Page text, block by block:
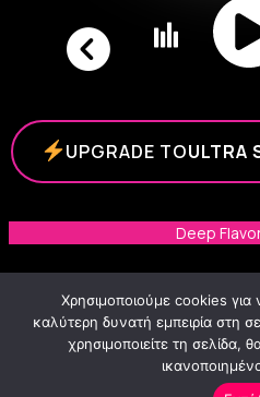
UPGRADE TOULTRA
Deep
Last
Χρησιμοποιούμε cookies
καλύτερη δυνατή εμπειρία στη
χρησιμοποιείτε τη σελίδα,